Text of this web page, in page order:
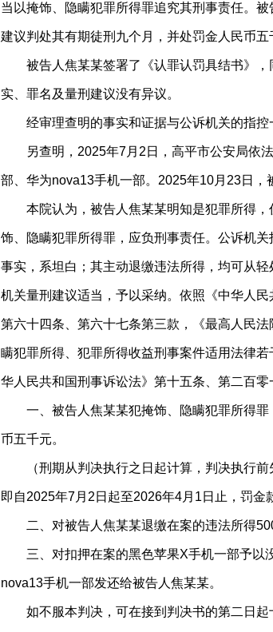
当以掩饰、隐瞒犯罪所得罪追究其刑事责任。被
建议判处其有期徒刑九个月，并处罚金人民币五
被告人焦某某签署了《认罪认罚具结书》
实、罪名及量刑建议没有异议。
经审理查明的事实和证据与公诉机关的指控
另查明，2025年7月2日，高平市公安局依
部、华为nova13手机一部。2025年10月23日，
本院认为，被告人焦某某明知是犯罪所得
饰、隐瞒犯罪所得罪，应负刑事责任。公诉机
事实，系坦白；其主动退缴违法所得，均可从
机关量刑建议适当，予以采纳。依照《中华人民
第六十四条、第六十七条第三款，《最高人民
瞒犯罪所得、犯罪所得收益刑事案件适用法律
华人民共和国刑事诉讼法》第十五条、第二百零
一、被告人焦某某犯掩饰、隐瞒犯罪所得
币五千元。
（刑期从判决执行之日起计算，判决执行
即自2025年7月2日起至2026年4月1日止，罚金
二、对被告人焦某某退缴在案的违法所得
三、对扣押在案的黑色苹果X手机一部予以
nova13手机一部发还给被告人焦某某。
如不服本判决，可在接到判决书的第二日